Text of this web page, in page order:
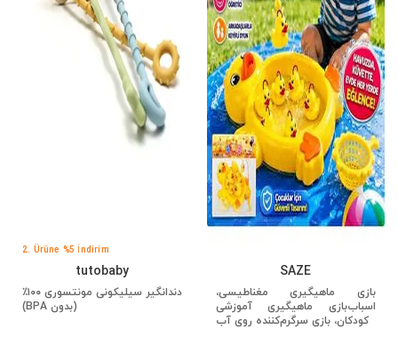
SAZE
بازی ماهیگیری مغناطیسی،
اسباب‌بازی ماهیگیری آموزشی
کودکان، بازی سرگرم‌کننده روی آب
2. Ürüne %5 İndirim
tutobaby
دندانگیر سیلیکونی مونتسوری ۱۰۰٪
(بدون BPA)